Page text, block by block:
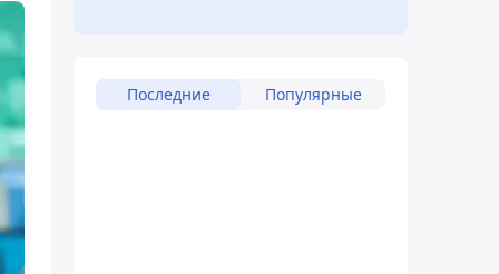
Последние Популярные